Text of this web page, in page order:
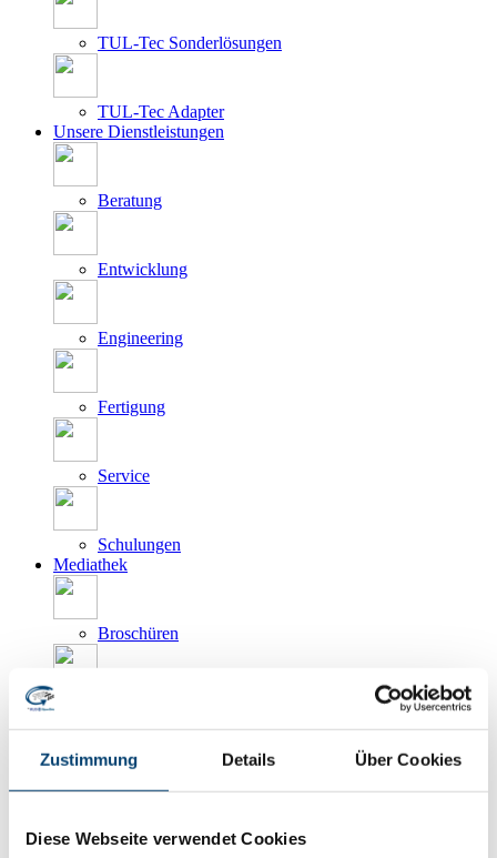
Zustimmung Details Über Cookies
Diese Webseite verwendet Cookies
TUL-Tec Sonderlösungen
TUL-Tec Adapter
Unsere Dienstleistungen
Beratung
Entwicklung
Engineering
Fertigung
Service
Schulungen
Mediathek
Broschüren
Videos
Unser Prüfservice